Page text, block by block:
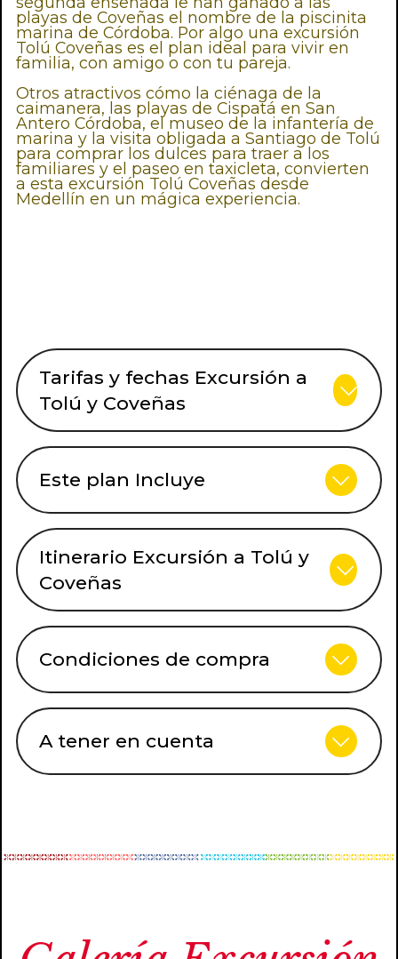
playas de Coveñas el nombre de la piscinita
marina de Córdoba. Por algo una excursión
Tolú Coveñas es el plan ideal para vivir en
familia, con amigo o con tu pareja.
Otros atractivos cómo la ciénaga de la
caimanera, las playas de Cispatá en San
Antero Córdoba, el museo de la infantería de
marina y la visita obligada a Santiago de Tolú
para comprar los dulces para traer a los
familiares y el paseo en taxicleta, convierten
a esta excursión Tolú Coveñas desde
Medellín en un mágica experiencia.
Tarifas y fechas Excursión a
Tolú y Coveñas
Este plan Incluye
Itinerario Excursión a Tolú y
Coveñas
Condiciones de compra
A tener en cuenta